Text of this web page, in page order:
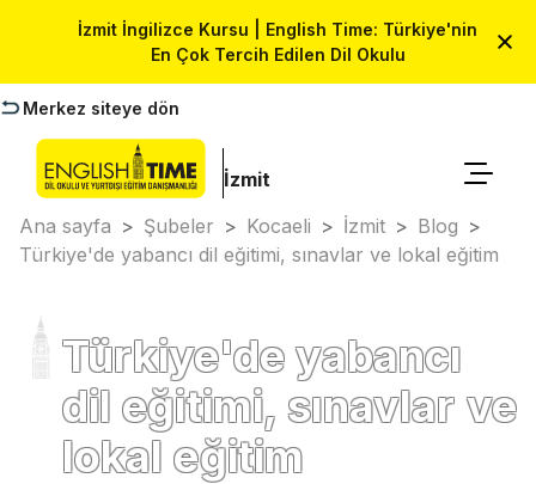
İzmit İngilizce Kursu | English Time: Türkiye'nin
En Çok Tercih Edilen Dil Okulu
Merkez siteye dön
İzmit
Ana sayfa > Şubeler > Kocaeli > İzmit > Blog >
Türkiye'de yabancı dil eğitimi, sınavlar ve lokal eğitim
Türkiye'de yabancı
dil eğitimi, sınavlar ve
lokal eğitim